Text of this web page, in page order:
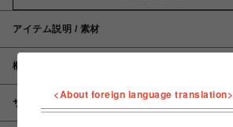
アイテム説明 / 素材
概要
サイズ
<About foreign language translation>